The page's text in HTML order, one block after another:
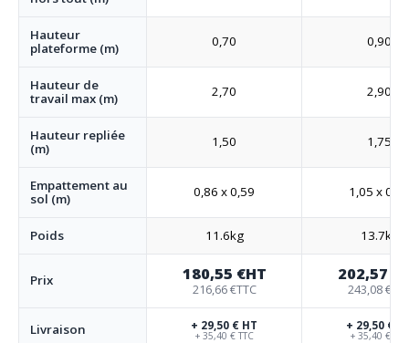
Hauteur
plateforme (m)
0,70 0,90
Hauteur de
travail max (m)
2,70 2,90
Hauteur repliée
(m)
1,50 1,75
Empattement au
sol (m)
0,86 x 0,59 1,05 x 0,59
Poids 11.6kg 13.7kg
Prix 180,55 €HT
216,66 €TTC
202,57 €
243,08 €
Livraison + 29,50 € HT
+ 35,40 € TTC
+ 29,50 €
+ 35,40 € TTC